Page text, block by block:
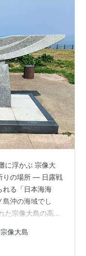
に浮かぶ 宗像大
りの場所 ― 日露戦
れる「日本海海
沖の海域でし
た宗像大島の高台
方の戦死者を弔
海戦慰霊碑 福岡県
宗像大島